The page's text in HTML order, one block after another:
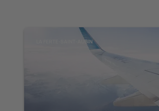
LA FERTE-SAINT-AUBIN